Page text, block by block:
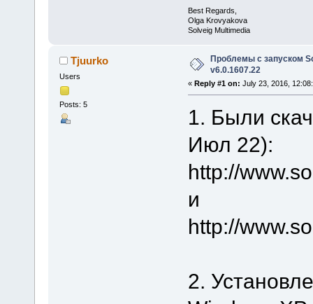
Best Regards,
Olga Krovyakova
Solveig Multimedia
Tjuurko
Users
Posts: 5
Проблемы с запуском
v6.0.1607.22
« Reply #1 on: July 23, 2016,
1. Были
Июл 22):
http://
и
http://
2.